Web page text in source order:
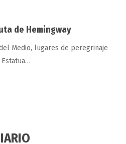
de Hemingway
Medio, lugares de peregrinaje